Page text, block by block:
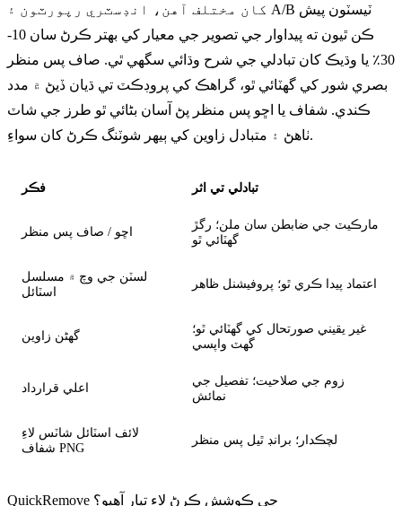
کان مختلف آهن، انڊسٽري رپورٽون ۽ A/B ٽيسٽون پيش
ڪن ٿيون ته پيداوار جي تصوير جي معيار کي بهتر ڪرڻ سان 10-
30٪ يا وڌيڪ کان تبادلي جي شرح وڌائي سگھي ٿي. صاف پس منظر
بصري شور کي گھٽائي ٿو، گراهڪ کي پروڊڪٽ تي ڌيان ڏيڻ ۾ مدد
ڪندي. شفاف يا اڇو پس منظر پڻ آسان بڻائي ٿو طرز جي شاٽ
ٺاهڻ ۽ متبادل زاوين کي ٻيهر شوٽنگ ڪرڻ کان سواءِ.
فڪر تبادلي تي اثر
اڇو / صاف پس منظر
مارڪيٽ جي ضابطن سان ملن؛ رگڙ
گھٽائي ٿو
لسٽن جي وچ ۾ مسلسل
اسٽائل
اعتماد پيدا ڪري ٿو؛ پروفيشنل ظاهر
گھڻن زاوين
غير يقيني صورتحال کي گھٽائي ٿو؛
گهٽ واپسي
اعلي قرارداد
زوم جي صلاحيت؛ تفصيل جي
نمائش
لائف اسٽائل شاٽس لاءِ
شفاف PNG
لچڪدار؛ برانڊ ٿيل پس منظر
QuickRemove جي ڪوشش ڪرڻ لاء تيار آهيو؟